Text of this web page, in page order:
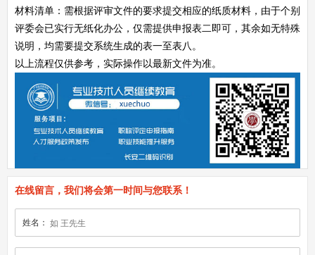
材料清单：需根据评审文件的要求提交相应的纸质材料，由于个别
评委会已实行无纸化办公，仅需提供申报表二即可，其余如无特殊
说明，均需要提交系统生成的表一至表八。
以上流程仅供参考，实际操作以最新文件为准。
在线留言，我们将会第一时间与您联系！
姓名：